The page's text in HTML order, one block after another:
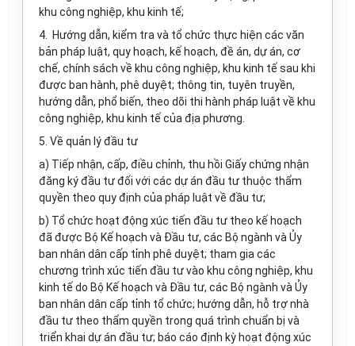
khu công nghiệp, khu kinh tế;
4. Hướng dẫn, kiểm tra và tổ chức thực hiện các văn
bản pháp luật, quy hoạch, kế hoạch, đề án, dự án, cơ
chế, chính sách về khu công nghiệp, khu kinh tế sau khi
được ban hành, phê duyệt; thông tin, tuyên truyền,
hướng dẫn, phổ biến, theo dõi thi hành pháp luật về khu
công nghiệp, khu kinh tế của địa phương.
5. Về quản lý đầu tư
a) Tiếp nhận, cấp, điều chỉnh, thu hồi Giấy chứng nhận
đăng ký đầu tư đối với các dự án đầu tư thuộc thẩm
quyền theo quy định của pháp luật về đầu tư;
b) Tổ chức hoạt động xúc tiến đầu tư theo kế hoạch
đã được Bộ Kế hoạch và Đầu tư, các Bộ ngành và Ủy
ban nhân dân cấp tỉnh phê duyệt; tham gia các
chương trình xúc tiến đầu tư vào khu công nghiệp, khu
kinh tế do Bộ Kế hoạch và Đầu tư, các Bộ ngành và Ủy
ban nhân dân cấp tỉnh tổ chức; hướng dẫn, hỗ trợ nhà
đầu tư theo thẩm quyền trong quá trình chuẩn bị và
triển khai dự án đầu tư; báo cáo định kỳ hoạt động xúc